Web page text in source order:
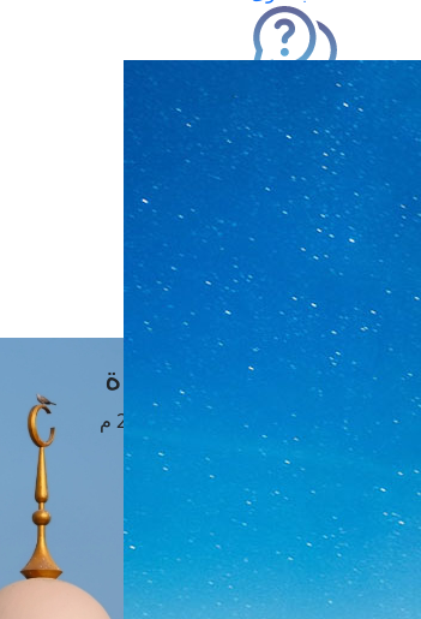
استعلام عن فتوى
حجز موعد
الفتوى الهاتفية
مَواقِيتُ الصَّـــلاة
القاهرة · 06 أغسطس 2026 م
الفجر
الظهر